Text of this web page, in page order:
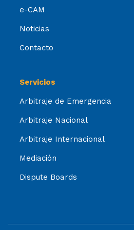
e-CAM
Noticias
Contacto
Servicios
Arbitraje de Emergencia
Arbitraje Nacional
Arbitraje Internacional
Mediación
Dispute Boards